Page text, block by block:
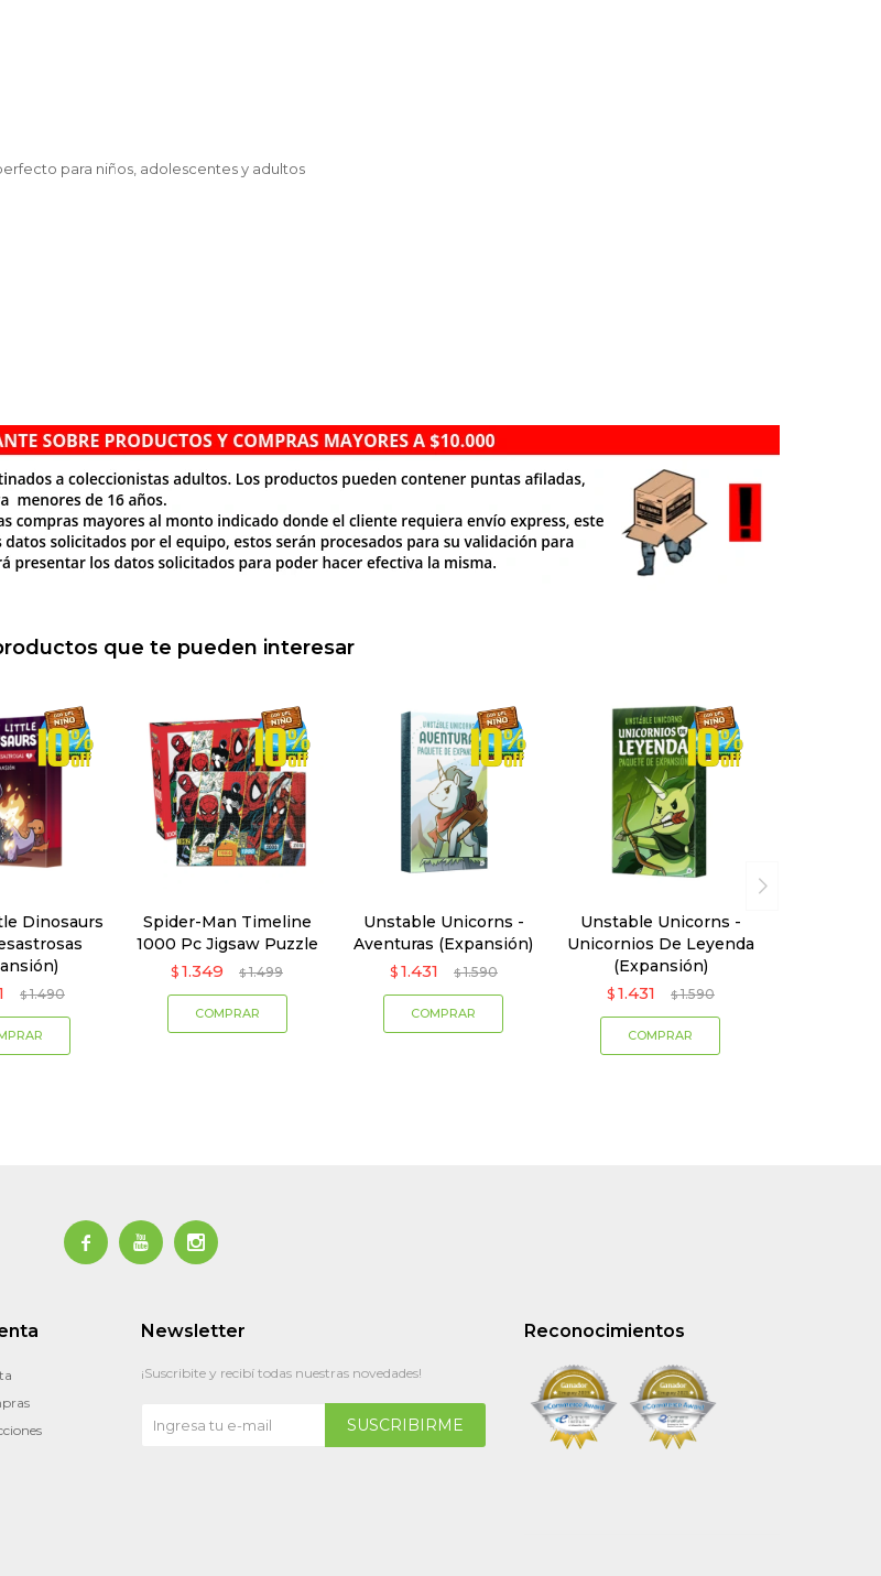
para niños, adolescentes y adultos
que te pueden interesar
Dinosaurs
$ 1.490
Spider-Man Timeline
1000 Pc Jigsaw Puzzle
$ 1.349 $ 1.499
Unstable Unicorns -
Aventuras (Expansión)
$ 1.431 $ 1.590
Unstable Unicorns -
Unicornios De Leyenda
(Expansión)
$ 1.431 $ 1.590
  
Reconocimientos
Newsletter
¡Suscribite y recibí todas nuestras novedades!
SUSCRIBIRME